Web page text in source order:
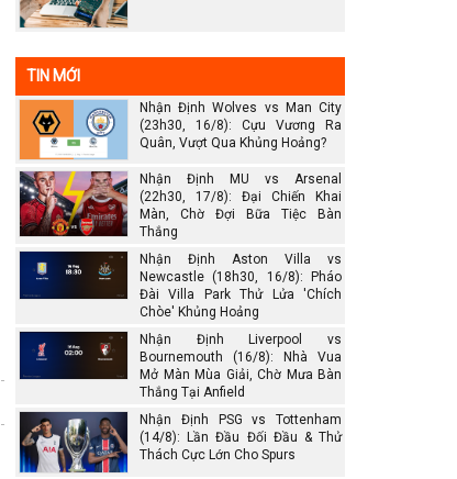
TIN MỚI
Nhận Định Wolves vs Man City
(23h30, 16/8): Cựu Vương Ra
Quân, Vượt Qua Khủng Hoảng?
Nhận Định MU vs Arsenal
(22h30, 17/8): Đại Chiến Khai
Màn, Chờ Đợi Bữa Tiệc Bàn
Thắng
Nhận Định Aston Villa vs
Newcastle (18h30, 16/8): Pháo
Đài Villa Park Thử Lửa 'Chích
Chòe' Khủng Hoảng
Nhận Định Liverpool vs
Bournemouth (16/8): Nhà Vua
Mở Màn Mùa Giải, Chờ Mưa Bàn
Thắng Tại Anfield
Nhận Định PSG vs Tottenham
(14/8): Lần Đầu Đối Đầu & Thử
Thách Cực Lớn Cho Spurs